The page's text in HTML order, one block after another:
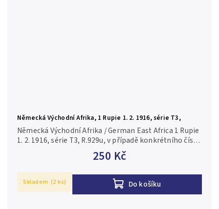
Německá Východní Afrika, 1 Rupie 1. 2. 1916, série T3,
R.929u
250 Kč
Do košíku
Německá Východní Afrika / German East Africa 1 Rupie
1. 2. 1916, série T3, R.929u, v případě konkrétního čísla
je foto pouze ilustrační 2/VF
Skladem (2 ks)